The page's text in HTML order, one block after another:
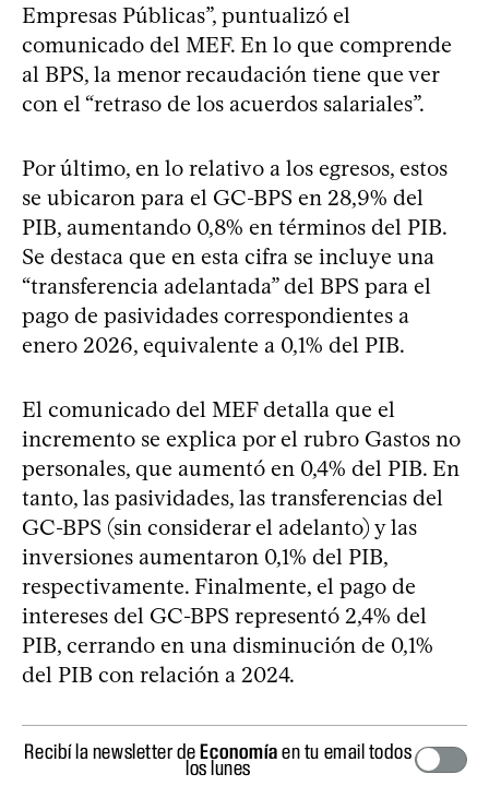
Empresas Públicas”, puntualizó el
comunicado del MEF. En lo que comprende
al BPS, la menor recaudación tiene que ver
con el “retraso de los acuerdos salariales”.
Por último, en lo relativo a los egresos, estos
se ubicaron para el GC-BPS en 28,9% del
PIB, aumentando 0,8% en términos del PIB.
Se destaca que en esta cifra se incluye una
“transferencia adelantada” del BPS para el
pago de pasividades correspondientes a
enero 2026, equivalente a 0,1% del PIB.
El comunicado del MEF detalla que el
incremento se explica por el rubro Gastos no
personales, que aumentó en 0,4% del PIB. En
tanto, las pasividades, las transferencias del
GC-BPS (sin considerar el adelanto) y las
inversiones aumentaron 0,1% del PIB,
respectivamente. Finalmente, el pago de
intereses del GC-BPS representó 2,4% del
PIB, cerrando en una disminución de 0,1%
del PIB con relación a 2024.
Recibí la newsletter deEconomíaen tu email todos
los lunes